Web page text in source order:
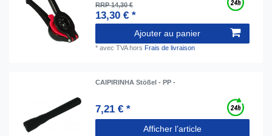
RRP 14,30 €
13,30 € *
Ajouter au panier
*avec TVAhors Frais de livraison
CAIPIRINHA Stößel - PP -
7,21 € *
Afficher l’article